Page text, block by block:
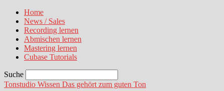
Home
News / Sales
Recording lernen
Abmischen lernen
Mastering lernen
Cubase Tutorials
Suche
Tonstudio Wissen Das gehört zum guten Ton